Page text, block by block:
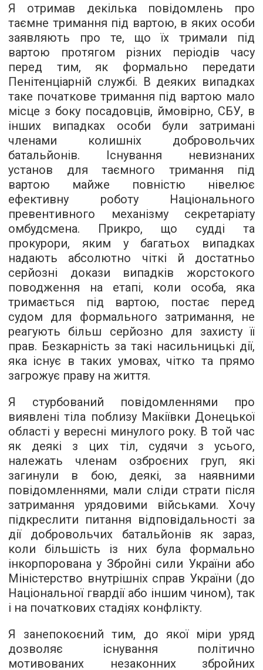
Я отримав декілька повідомлень про
таємне тримання під вартою, в яких особи
заявляють про те, що їх тримали під
вартою протягом різних періодів часу
перед тим, як формально передати
Пенітенціарній службі. В деяких випадках
таке початкове тримання під вартою мало
місце з боку посадовців, ймовірно, СБУ, в
інших випадках особи були затримані
членами колишніх добровольчих
батальйонів. Існування невизнаних
установ для таємного тримання під
вартою майже повністю нівелює
ефективну роботу Національного
превентивного механізму секретаріату
омбудсмена. Прикро, що судді та
прокурори, яким у багатьох випадках
надають абсолютно чіткі й достатньо
серйозні докази випадків жорстокого
поводження на етапі, коли особа, яка
тримається під вартою, постає перед
судом для формального затримання, не
реагують більш серйозно для захисту її
прав. Безкарність за такі насильницькі дії,
яка існує в таких умовах, чітко та прямо
загрожує праву на життя.
Я стурбований повідомленнями про
виявлені тіла поблизу Макіївки Донецької
області у вересні минулого року. В той час
як деякі з цих тіл, судячи з усього,
належать членам озброєних груп, які
загинули в бою, деякі, за наявними
повідомленнями, мали сліди страти після
затримання урядовими військами. Хочу
підкреслити питання відповідальності за
дії добровольчих батальйонів як зараз,
коли більшість із них була формально
інкорпорована у Збройні сили України або
Міністерство внутрішніх справ України (до
Національної гвардії або іншим чином), так
і на початкових стадіях конфлікту.
Я занепокоєний тим, до якої міри уряд
дозволяє існування політично
мотивованих незаконних збройних